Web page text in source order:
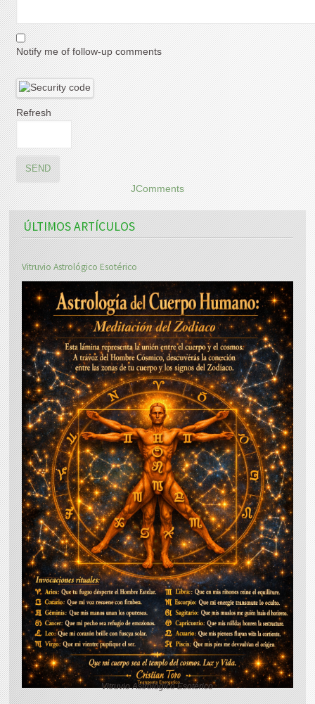
Notify me of follow-up comments
Refresh
SEND
JComments
ÚLTIMOS ARTÍCULOS
Vitruvio Astrológico Esotérico
Vitruvio Astrológico Esotérico